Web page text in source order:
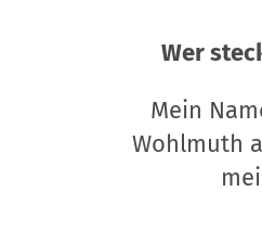
Wer
Mein
Wohlmuth